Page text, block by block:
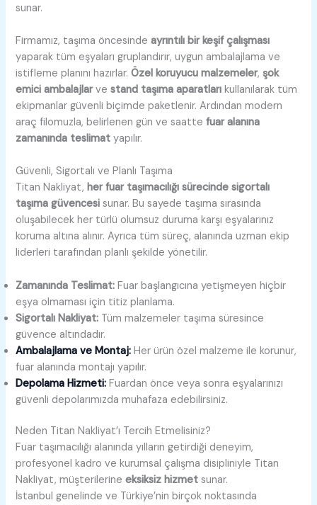
sunar.
Firmamız, taşıma öncesindeayrıntılı bir keşif çalışması
yaparak tüm eşyaları gruplandırır, uygun ambalajlama ve
istifleme planını hazırlar.Özel koruyucu malzemeler,şok
emici ambalajlarvestand taşıma aparatları kullanılarak tüm
ekipmanlar güvenli biçimde paketlenir. Ardından modern
araç filomuzla, belirlenen gün ve saattefuar alanına
zamanında teslimat yapılır.
Güvenli, Sigortalı ve Planlı Taşıma
Titan Nakliyat,her fuar taşımacılığı sürecinde sigortalı
taşıma güvencesi sunar. Bu sayede taşıma sırasında
oluşabilecek her türlü olumsuz duruma karşı eşyalarınız
koruma altına alınır. Ayrıca tüm süreç, alanında uzman ekip
liderleri tarafından planlı şekilde yönetilir.
Zamanında Teslimat: Fuar başlangıcına yetişmeyen hiçbir
eşya olmaması için titiz planlama.
Sigortalı Nakliyat: Tüm malzemeler taşıma süresince
güvence altındadır.
Ambalajlama ve Montaj: Her ürün özel malzeme ile korunur,
fuar alanında montajı yapılır.
Depolama Hizmeti: Fuardan önce veya sonra eşyalarınızı
güvenli depolarımızda muhafaza edebilirsiniz.
Neden Titan Nakliyat’ı Tercih Etmelisiniz?
Fuar taşımacılığı alanında yılların getirdiği deneyim,
profesyonel kadro ve kurumsal çalışma disipliniyle Titan
Nakliyat, müşterilerineeksiksiz hizmet sunar.
İstanbul genelinde ve Türkiye’nin birçok noktasında